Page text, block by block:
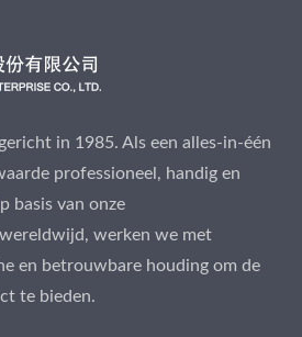
in 1985. Als een alles-in-één
professioneel, handig en
basis van onze
werken we met
en betrouwbare houding om de
te bieden.